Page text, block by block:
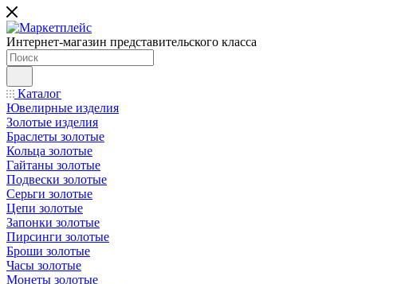
Интернет-магазин представительского класса
Каталог
Ювелирные изделия
Золотые изделия
Браслеты золотые
Кольца золотые
Гайтаны золотые
Подвески золотые
Серьги золотые
Цепи золотые
Запонки золотые
Пирсинги золотые
Броши золотые
Часы золотые
Монеты золотые